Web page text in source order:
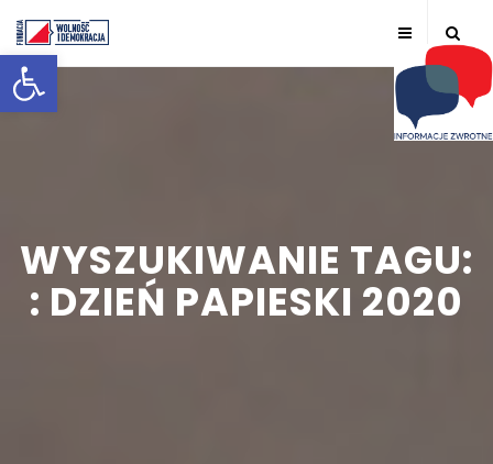
Otwórz pasek narzędzi
WYSZUKIWANIE TAGU:
: DZIEŃ PAPIESKI 2020